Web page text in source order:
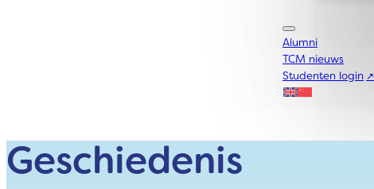
Alumni
TCM nieuws
Studenten login
Geschiedenis